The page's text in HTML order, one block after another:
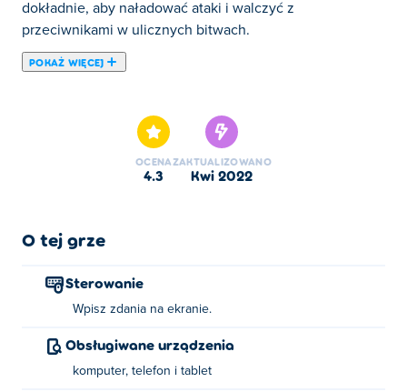
dokładnie, aby naładować ataki i walczyć z
przeciwnikami w ulicznych bitwach.
POKAŻ WIĘCEJ
OCENA
4.3
ZAKTUALIZOWANO
kwi 2022
O tej grze
Sterowanie
Wpisz zdania na ekranie.
Obsługiwane urządzenia
komputer, telefon i tablet